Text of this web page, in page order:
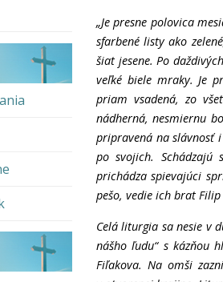
„Je presne polovica
sfarbené listy ako
šiat jesene. Po
veľké biele mraky. Je
priam vsadená, zo
nádherná, nesmiernu
pripravená na slávnosť
po svojich. Schádzajú
prichádza spievajúci
pešo, vedie ich brat
Celá liturgia sa nesie v
nášho ľudu“ s kázňou
Fiľakova. Na omši